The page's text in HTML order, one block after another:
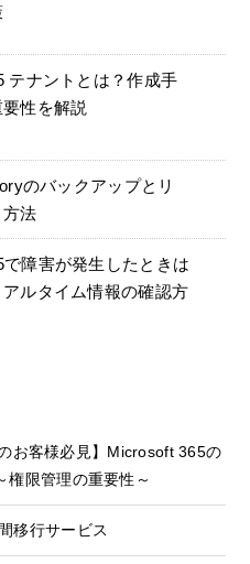
テナントとは？作成手
性を解説
のバックアップとリ
法
障害が発生したときは
ルタイム情報の確認方
お客様必見】Microsoft 365の
権限管理の重要性～
移行サービス